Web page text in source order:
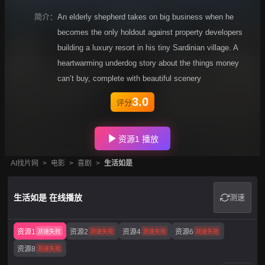
简介： An elderly shepherd takes on big business when he
becomes the only holdout against property developers
building a luxury resort in his tiny Sardinian village. A
heartwarming underdog story about the things money
can’t buy, complete with beautiful scenery
评分3.0
资源1 播放
AI找片网 > 电影 > 喜剧 > 生活如是
生活如是 在线播放 测速
资源1 测速失败 资源2 测速失败 资源4 测速失败 资源6 测速失败
资源8 测速失败